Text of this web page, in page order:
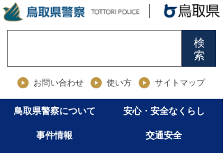
検
索
お問い合わせ 使い方 サイトマップ
鳥取県警察について 安心・安全なくらし
事件情報 交通安全